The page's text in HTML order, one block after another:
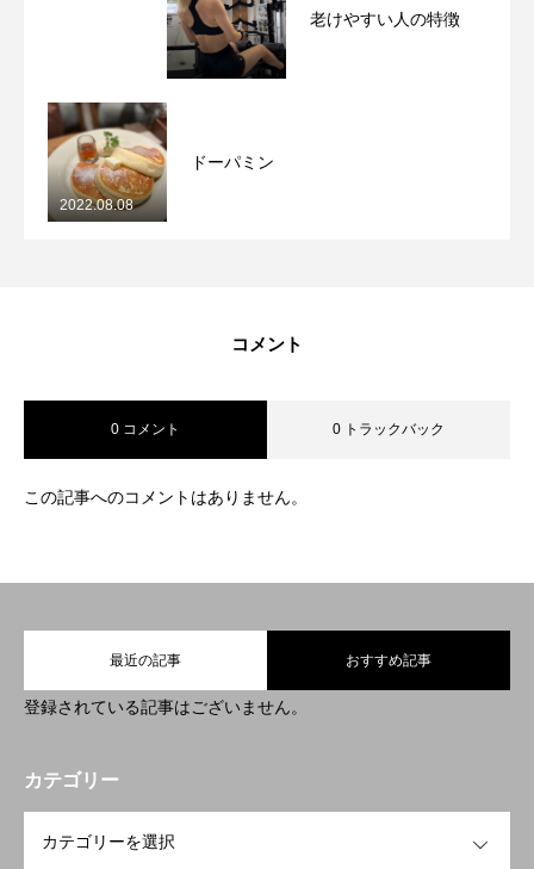
老けやすい人の特徴
ドーパミン
2022.08.08
コメント
0 コメント 0 トラックバック
この記事へのコメントはありません。
最近の記事 おすすめ記事
登録されている記事はございません。
カテゴリー